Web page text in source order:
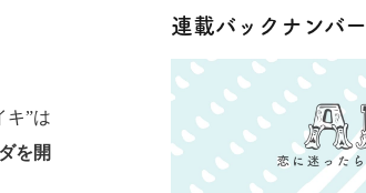
キ”は
を開
連載バックナンバー